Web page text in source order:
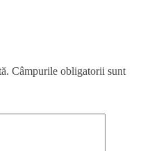
Câmpurile obligatorii sunt